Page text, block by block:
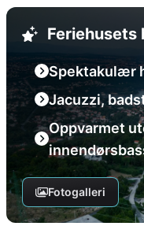
Spektakulær
Jacuzzi,
Oppvarmet
Fotogalleri